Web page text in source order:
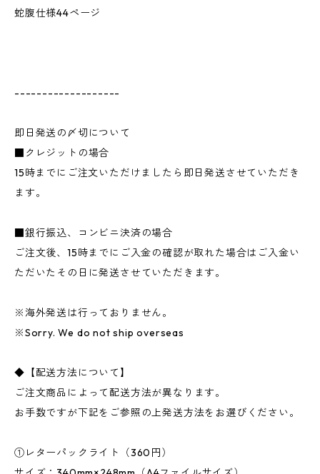
蛇腹仕様44ページ
-------------------
即日発送の〆切について
■クレジットの場合
15時までにご注文いただけましたら即日発送させていただき
ます。
■銀行振込、コンビニ決済の場合
ご注文後、15時までにご入金の確認が取れた場合はご入金い
ただいたその日に発送させていただきます。
※海外発送は行っておりません。
※Sorry. We do not ship overseas
◆【配送方法について】
ご注文商品によって配送方法が異なります。
お手数ですが下記をご参照の上発送方法をお選びください。
①レターパックライト（360円）